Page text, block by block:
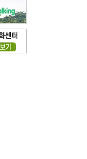
)
)
입추 지났는데도 덥다며 신유안에게 보낸 박규수의 편지